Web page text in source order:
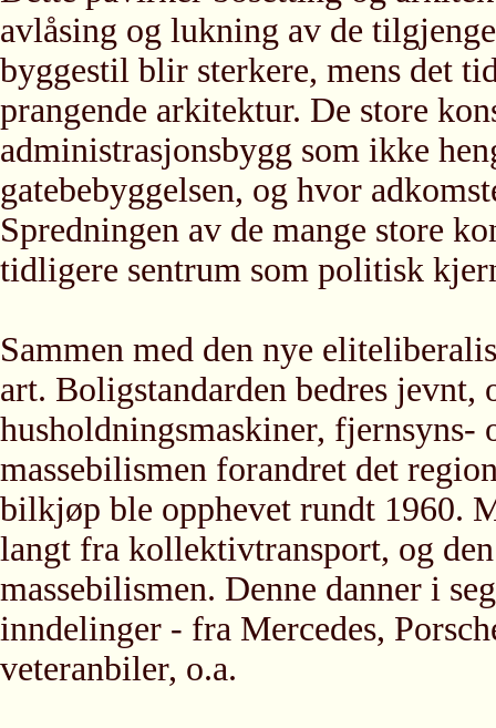
avlåsing og lukning av de
byggestil blir sterkere, mens det
prangende arkitektur. De store
administrasjonsbygg som ikke
gatebebyggelsen, og hvor
Spredningen av de mange store
tidligere sentrum som politisk
Sammen med den nye
art. Boligstandarden bedres jevnt,
husholdningsmaskiner,
massebilismen forandret det
bilkjøp ble opphevet rundt 1960.
langt fra kollektivtransport, og
massebilismen. Denne danner i
inndelinger - fra Mercedes,
veteranbiler, o.a.